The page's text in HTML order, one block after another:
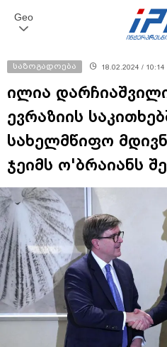
Geo
საზოგადოება 18.02.2024 / 10:14
ილია
ევრაზიის
სახელმწიფო
ჯეიმს ო'ბრაიანს